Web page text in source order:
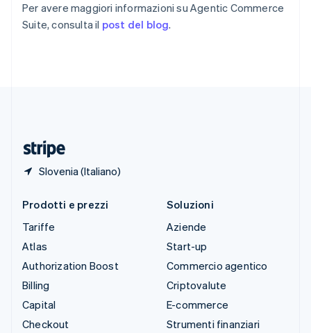
Per avere maggiori informazioni su Agentic Commerce
Suite, consulta il post del blog.
Slovenia (Italiano)
Stati Uniti
EnglishEspañol 简体中文
Prodotti e prezzi
Tariffe
Atlas
Authorization Boost
Billing
Capital
Checkout
Soluzioni
Aziende
Start-up
Commercio agentico
Criptovalute
E-commerce
Strumenti finanziari